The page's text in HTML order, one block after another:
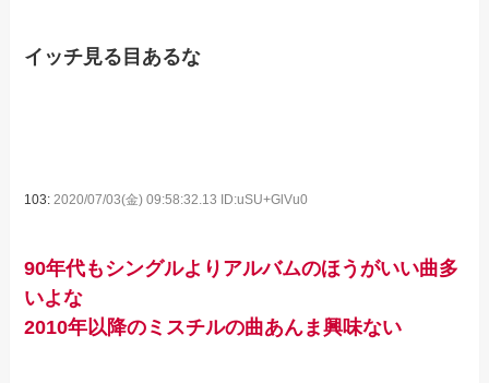
イッチ見る目あるな
103:2020/07/03(金) 09:58:32.13 ID:uSU+GlVu0
90年代もシングルよりアルバムのほうがいい曲多
いよな
2010年以降のミスチルの曲あんま興味ない